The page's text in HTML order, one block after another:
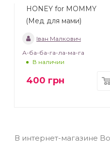
HONEY for MOMMY
(Мед для мами)
Іван Малкович
А-ба-ба-га-ла-ма-га
В наличии
400 грн
В интернет-магазине